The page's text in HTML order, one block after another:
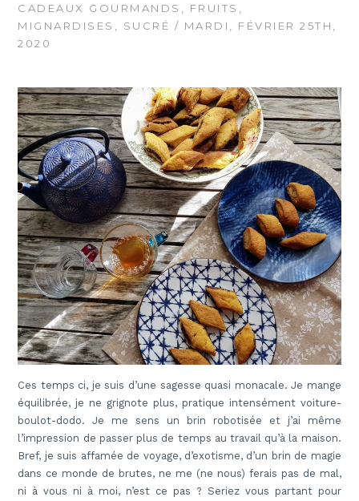
CADEAUX GOURMANDS FRUITS
MIGNARDISES
SUCRÉ / MARDI, FÉVRIER 25TH,
2020
Ces temps ci, je suis d’une sagesse quasi monacale. Je mange
équilibrée, je ne grignote plus, pratique intensément voiture-
boulot-dodo. Je me sens un brin robotisée et j’ai même
l’impression de passer plus de temps au travail qu’à la maison.
Bref, je suis affamée de voyage, d’exotisme, d’un brin de magie
dans ce monde de brutes, ne me (ne nous) ferais pas de mal,
ni à vous ni à moi, n’est ce pas ? Seriez vous partant pour